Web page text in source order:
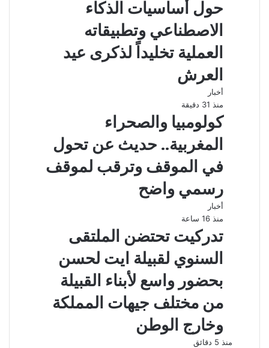
حول أساسيات الذكاء
الاصطناعي وتطبيقاته
العملية تخليداً لذكرى عيد
العرش
أخبار
منذ 31 دقيقة
كولومبيا والصحراء
المغربية.. حديث عن تحول
في الموقف وترقب لموقف
رسمي واضح
أخبار
منذ 16 ساعة
تدركيت تحتضن الملتقى
السنوي لقبيلة ايت لحسن
بحضور واسع لأبناء القبيلة
من مختلف جيهات المملكة
وخارج الوطن
منذ 5 دقائق